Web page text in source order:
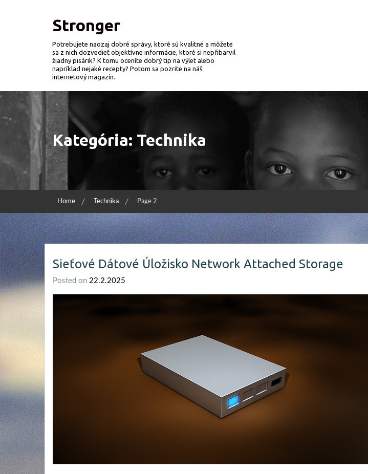
Stronger
Potrebujete naozaj dobré správy, ktoré sú kvalitné a môžete
sa z nich dozvedieť objektívne informácie, ktoré si nepřibarvil
žiadny pisárik? K tomu oceníte dobrý tip na výlet alebo
napríklad nejaké recepty? Potom sa pozrite na náš
internetový magazín.
Kategória: Technika
Home Technika Page 2
Sieťové Dátové Úložisko Network Attached Storage
Posted on 22.2.2025